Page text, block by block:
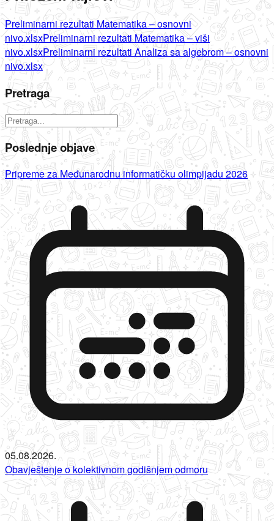
Preliminarni rezultati Matematika – osnovni
nivo.xlsxPreliminarni rezultati Matematika – viši
nivo.xlsxPreliminarni rezultati Analiza sa algebrom – osnovni
nivo.xlsx
Pretraga
Poslednje objave
Pripreme za Međunarodnu informatičku olimpijadu 2026
05.08.2026.
Obavještenje o kolektivnom godišnjem odmoru